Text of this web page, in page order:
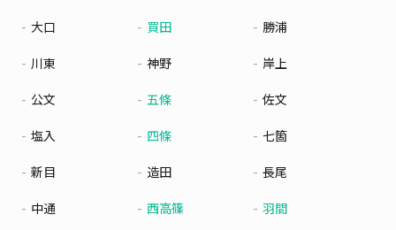
大口 買田 勝浦
川東 神野 岸上
公文 五條 佐文
塩入 四條 七箇
新目 造田 長尾
中通 西高篠 羽間